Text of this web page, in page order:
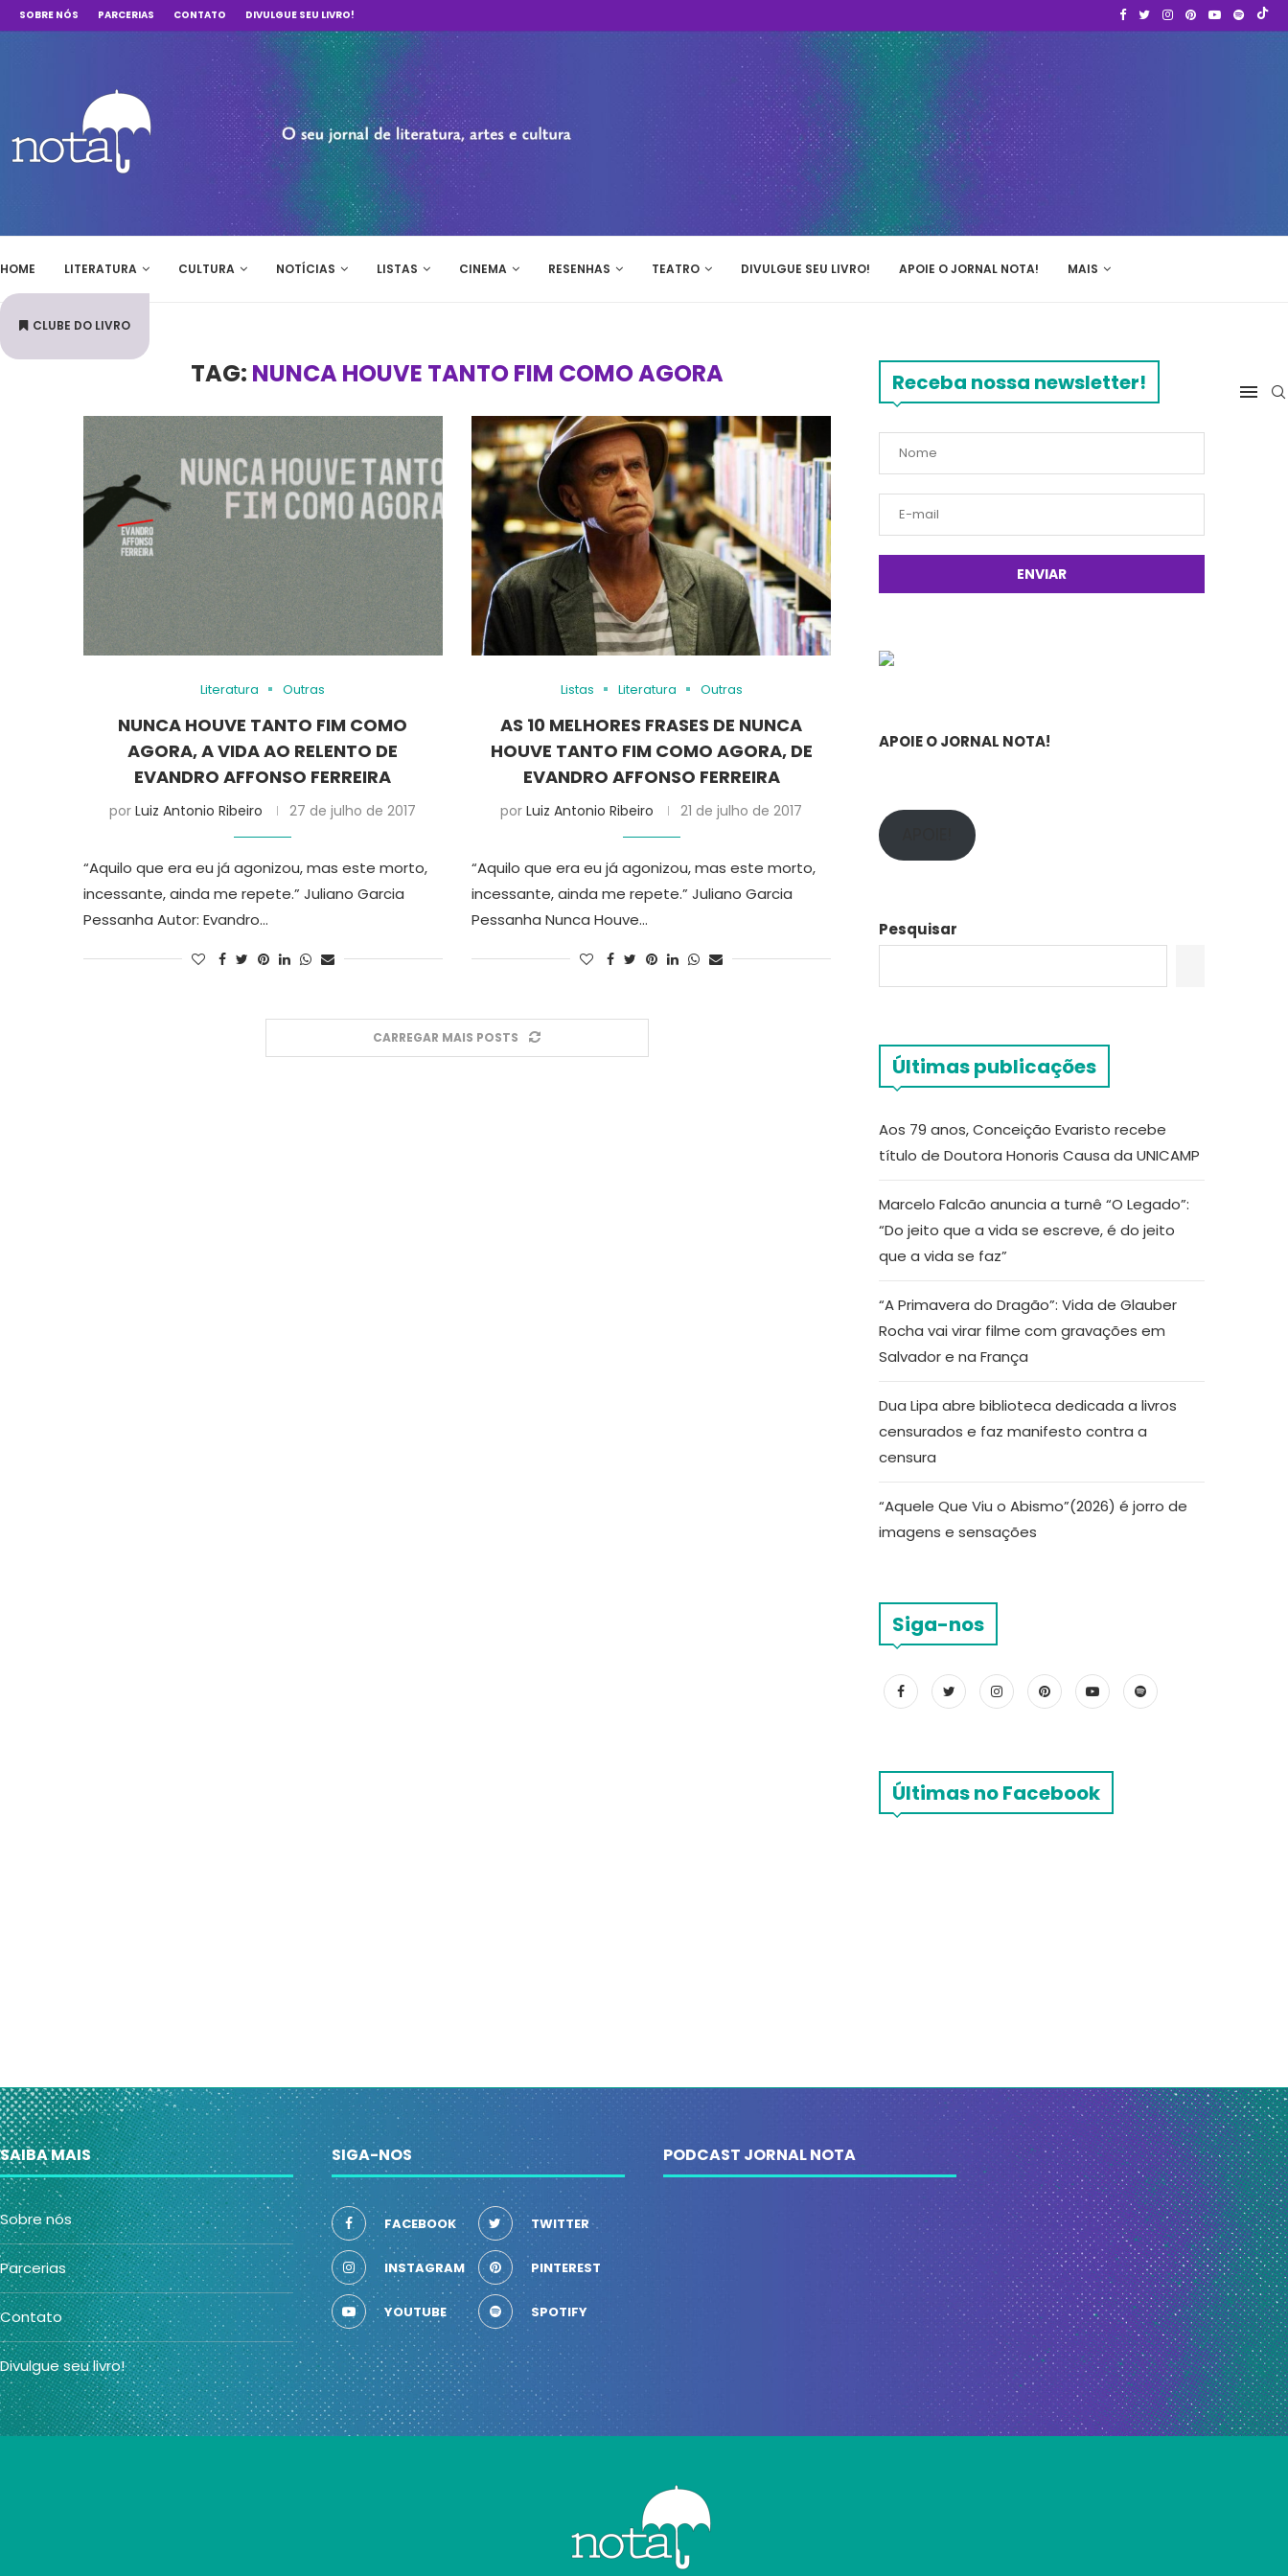
SOBRE NÓS PARCERIAS CONTATO DIVULGUE SEU LIVRO!
HOME LITERATURA CULTURA NOTÍCIAS LISTAS CINEMA RESENHAS TEATRO DIVULGUE SEU LIVRO! APOIE O JORNAL NOTA! MAIS
CLUBE DO LIVRO
TAG: NUNCA HOUVE TANTO FIM COMO AGORA
Literatura Outras
NUNCA HOUVE TANTO FIM COMO
AGORA, A VIDA AO RELENTO DE
EVANDRO AFFONSO FERREIRA
porLuiz Antonio Ribeiro 27 de julho de 2017
“Aquilo que era eu já agonizou, mas este morto,
incessante, ainda me repete.” Juliano Garcia
Pessanha Autor: Evandro…
Listas Literatura Outras
AS 10 MELHORES FRASES DE NUNCA
HOUVE TANTO FIM COMO AGORA, DE
EVANDRO AFFONSO FERREIRA
porLuiz Antonio Ribeiro 21 de julho de 2017
“Aquilo que era eu já agonizou, mas este morto,
incessante, ainda me repete.” Juliano Garcia
Pessanha Nunca Houve…
CARREGAR MAIS POSTS
Receba nossa newsletter!
APOIE O JORNAL NOTA!
Pesquisar
Últimas publicações
Aos 79 anos, Conceição Evaristo recebe
título de Doutora Honoris Causa da UNICAMP
Marcelo Falcão anuncia a turnê “O Legado”:
“Do jeito que a vida se escreve, é do jeito
que a vida se faz”
“A Primavera do Dragão”: Vida de Glauber
Rocha vai virar filme com gravações em
Salvador e na França
Dua Lipa abre biblioteca dedicada a livros
censurados e faz manifesto contra a
censura
“Aquele Que Viu o Abismo”(2026) é jorro de
imagens e sensações
Siga-nos
Últimas no Facebook
SAIBA MAIS
Sobre nós
Parcerias
Contato
Divulgue seu livro!
SIGA-NOS
FACEBOOK TWITTER
INSTAGRAM PINTEREST
YOUTUBE SPOTIFY
PODCAST JORNAL NOTA